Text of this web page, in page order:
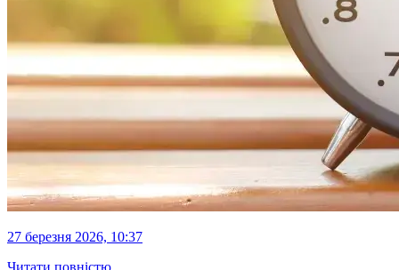
27 березня 2026, 10:37
Читати повністю